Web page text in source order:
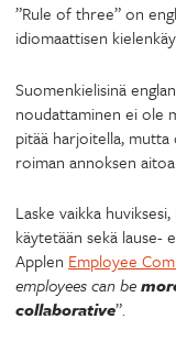
”Rule of three” on
idiomaattisen
Suomenkielisinä
noudattaminen ei ole
pitää harjoitella,
roiman annoksen
Laske vaikka
käytetään sekä lause-
Applen Employee
employees can be
collaborative”.